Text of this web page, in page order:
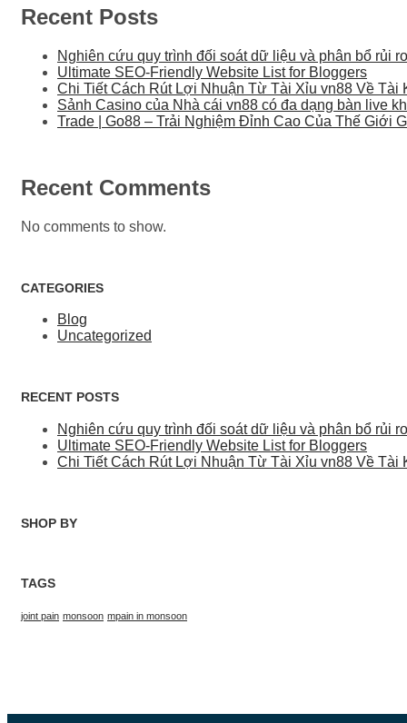
Recent Posts
Nghiên cứu quy trình đối soát dữ liệu và phân bổ rủi
Ultimate SEO-Friendly Website List for Bloggers
Chi Tiết Cách Rút Lợi Nhuận Từ Tài Xỉu vn88 Về
Sảnh Casino của Nhà cái vn88 có đa dạng bàn live
Trade | Go88 – Trải Nghiệm Đỉnh Cao Của Thế Giới
Recent Comments
No comments to show.
CATEGORIES
Blog
Uncategorized
RECENT POSTS
Nghiên cứu quy trình đối soát dữ liệu và phân bổ rủi
Ultimate SEO-Friendly Website List for Bloggers
Chi Tiết Cách Rút Lợi Nhuận Từ Tài Xỉu vn88 Về
SHOP BY
TAGS
joint pain monsoon mpain in monsoon